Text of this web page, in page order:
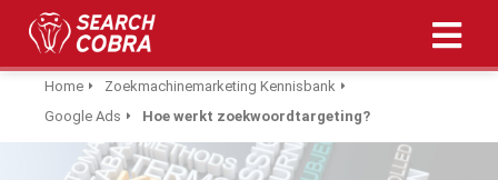
Home
Zoekmachinemarketing Kennisbank
Google Ads
Hoe werkt zoekwoordtargeting?